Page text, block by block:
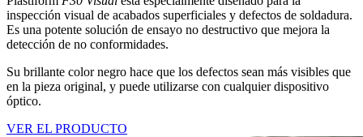
inspección visual de acabados superficiales y defectos de soldadura.
Es una potente solución de ensayo no destructivo que mejora la
detección de no conformidades.
Su brillante color negro hace que los defectos sean más visibles que
en la pieza original, y puede utilizarse con cualquier dispositivo
óptico.
VER EL PRODUCTO